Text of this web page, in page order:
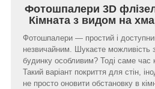
Фотошпалери 3D
Кімната з видом на
Фотошпалери — простий і
незвичайним. Шукаєте можливість
будинку особливим? Тоді саме час
Такий варіант покриття для стін,
не просто оновити обстановку в